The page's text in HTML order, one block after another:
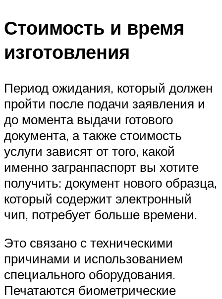
Стоимость и время
изготовления
Период ожидания, который должен
пройти после подачи заявления и
до момента выдачи готового
документа, а также стоимость
услуги зависят от того, какой
именно загранпаспорт вы хотите
получить: документ нового образца,
который содержит электронный
чип, потребует больше времени.
Это связано с техническими
причинами и использованием
специального оборудования.
Печатаются биометрические